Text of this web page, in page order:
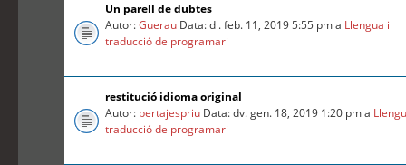
Un parell de dubtes
Autor:Guerau Data: dl. feb. 11, 2019 5:55 pm a Llengua i
traducció de programari
restitució idioma original
Autor: bertajespriu Data: dv. gen. 18, 2019 1:20 pm a
traducció de programari